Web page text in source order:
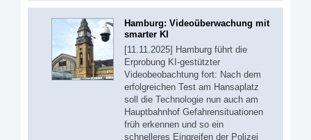
Hamburg: Videoüberwachung mit
smarter KI
[11.11.2025] Hamburg führt die
Erprobung KI-gestützter
Videobeobachtung fort: Nach dem
erfolgreichen Test am Hansaplatz
soll die Technologie nun auch am
Hauptbahnhof Gefahrensituationen
früh erkennen und so ein
schnelleres Eingreifen der Polizei